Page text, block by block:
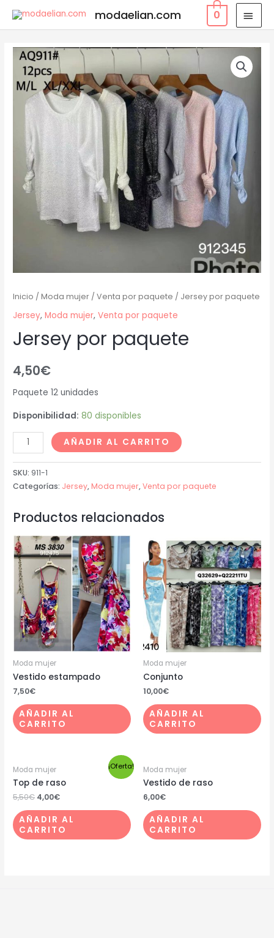
modaelian.com 0
Inicio /Moda mujer /Venta por paquete / Jersey por paquete
Jersey,Moda mujer,Venta por paquete
Jersey por paquete
4,50€
Paquete 12 unidades
Disponibilidad: 80 disponibles
AÑADIR AL CARRITO
SKU: 911-1
Categorías: Jersey, Moda mujer,Venta por paquete
Productos relacionados
Moda mujer
Vestido estampado
7,50€
AÑADIR AL
CARRITO
Moda mujer
Conjunto
10,00€
AÑADIR AL
CARRITO
¡Oferta!
Moda mujer
Top de raso
5,50€ 4,00€
AÑADIR AL
CARRITO
Moda mujer
Vestido de raso
6,00€
AÑADIR AL
CARRITO